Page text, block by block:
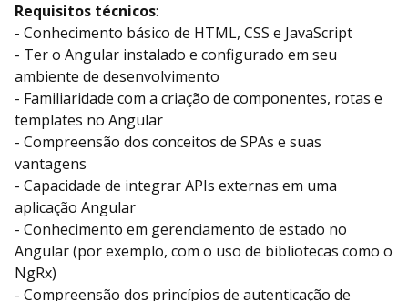
Requisitos técnicos:
- Conhecimento básico de HTML, CSS e JavaScript
- Ter o Angular instalado e configurado em seu
ambiente de desenvolvimento
- Familiaridade com a criação de componentes, rotas e
templates no Angular
- Compreensão dos conceitos de SPAs e suas
vantagens
- Capacidade de integrar APIs externas em uma
aplicação Angular
- Conhecimento em gerenciamento de estado no
Angular (por exemplo, com o uso de bibliotecas como o
NgRx)
- Compreensão dos princípios de autenticação de